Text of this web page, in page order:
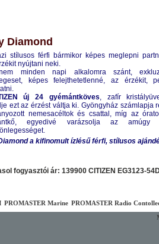
Diamond
stílusos férfi bármikor képes meglepni
nyújtani neki.
minden napi alkalomra szánt,
képes felejthetetlenné, az érzékit,
új 24 gyémántköves, zafír
ezt az érzést váltja ki. Gyöngyház számlapja
nemesacéltok és csattal, míg az
egyedivé varázsolja az amúgy
a kifinomult ízlésű férfi, stílusos
fogyasztói ár: 139900 CITIZEN EG3123-
PROMASTER Marine PROMASTER Radio